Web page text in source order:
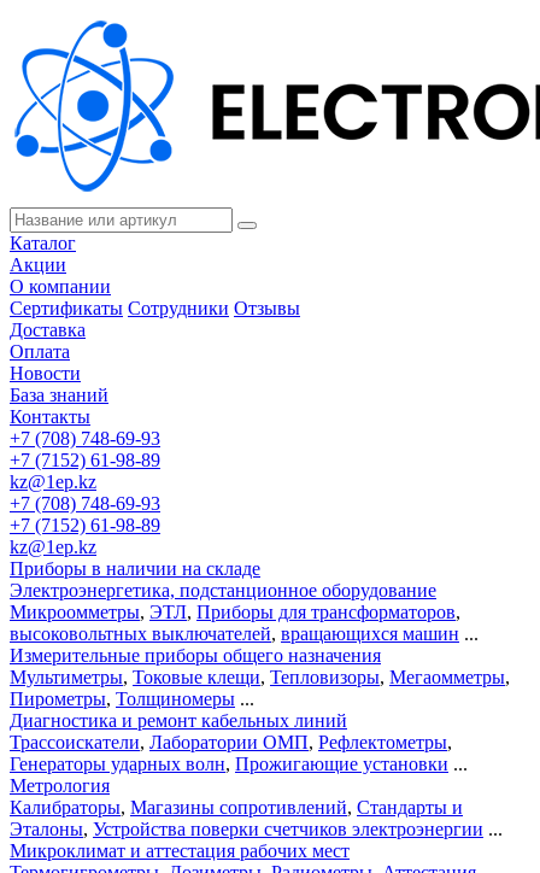
Каталог
Акции
О компании
Сертификаты Сотрудники Отзывы
Доставка
Оплата
Новости
База знаний
Контакты
+7 (708) 748-69-93
+7 (7152) 61-98-89
kz@1ep.kz
+7 (708) 748-69-93
+7 (7152) 61-98-89
kz@1ep.kz
Приборы в наличии на складе
Электроэнергетика, подстанционное оборудование
Микроомметры, ЭТЛ, Приборы для трансформаторов,
высоковольтных выключателей, вращающихся машин ...
Измерительные приборы общего назначения
Мультиметры, Токовые клещи, Тепловизоры, Мегаомметры,
Пирометры, Толщиномеры ...
Диагностика и ремонт кабельных линий
Трассоискатели, Лаборатории ОМП, Рефлектометры,
Генераторы ударных волн, Прожигающие установки ...
Метрология
Калибраторы, Магазины сопротивлений, Стандарты и
Эталоны, Устройства поверки счетчиков электроэнергии ...
Микроклимат и аттестация рабочих мест